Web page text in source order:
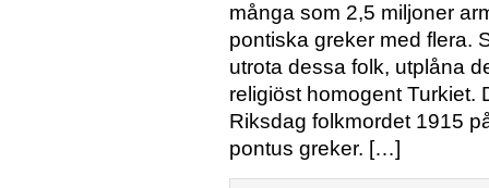
många som 2,5 miljoner
pontiska greker med flera.
utrota dessa folk, utplåna
religiöst homogent Turkiet.
Riksdag folkmordet 1915
pontus greker. […]